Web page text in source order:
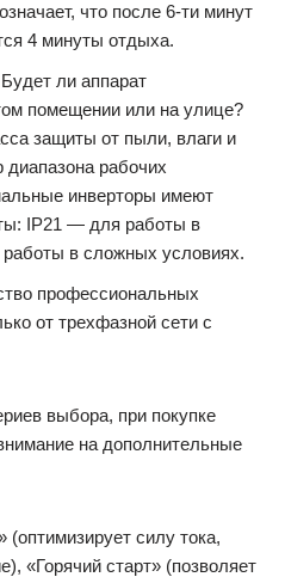
что после 6-ти минут
4 минуты отдыха.
Будет ли аппарат
помещении или на улице?
защиты от пыли, влаги и
рабочих
инверторы имеют
IP21 — для работы в
в сложных условиях.
профессиональных
от трехфазной сети с
выбора, при покупке
на дополнительные
(оптимизирует силу тока,
«Горячий старт» (позволяет